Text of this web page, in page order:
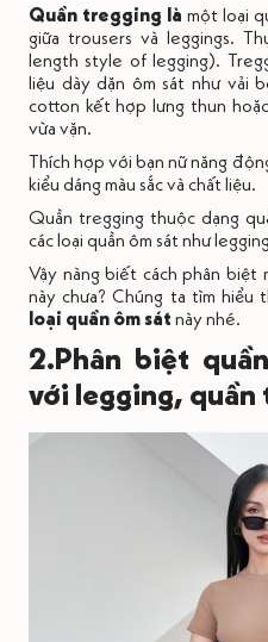
Quần tregging là một loại
giữa trousers và leggings.
length style of legging).
liệu dày dặn ôm sát như vải
cotton kết hợp lưng thun
vừa vặn.
Thích hợp với bạn nữ năng
kiểu dáng màu sắc và chất liệu.
Quần tregging thuộc dạng
các loại quần ôm sát như
Vậy nàng biết cách phân biệt
này chưa? Chúng ta tìm hiểu
loại quần ôm sát này nhé.
2.Phân biệt
với legging, quần